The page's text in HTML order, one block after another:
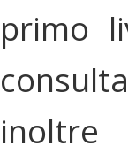
primo